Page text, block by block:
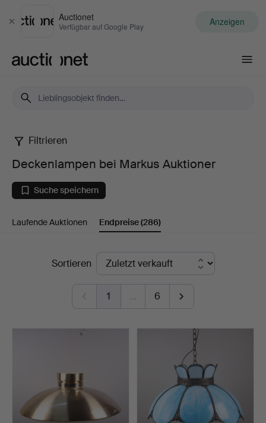
Schließen
Auctionet
Verfügbar auf Google Play Anzeigen
Deckenlampen
bei
Markus
Auktioner
Filtrieren
Deckenlampen bei Markus Auktioner
Suche speichern
Laufende Auktionen Endpreise(286)
EndpreiseSortieren
1 … 6